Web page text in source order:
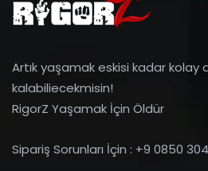
Artık yaşamak eskisi kadar
kalabiliecekmisin!
RigorZ Yaşamak İçin Öldür
Sipariş Sorunları İçin : +9 0850